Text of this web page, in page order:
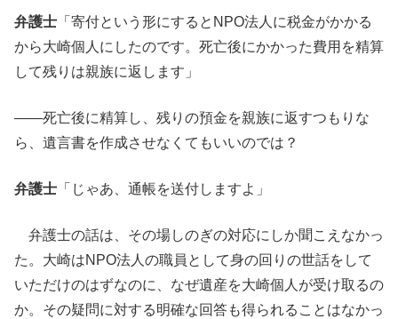
弁護士 「寄付という形にするとNPO法人に税金がかかる
から大崎個人にしたのです。死亡後にかかった費用を精算
して残りは親族に返します」
――死亡後に精算し、残りの預金を親族に返すつもりな
ら、遺言書を作成させなくてもいいのでは？
弁護士 「じゃあ、通帳を送付しますよ」
弁護士の話は、その場しのぎの対応にしか聞こえなかっ
た。大崎はNPO法人の職員として身の回りの世話をして
いただけのはずなのに、なぜ遺産を大崎個人が受け取るの
か。その疑問に対する明確な回答も得られることはなかっ